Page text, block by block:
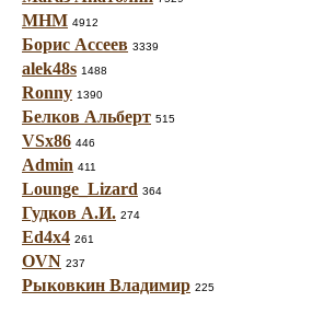
МНМ 4912
Борис Ассеев 3339
alek48s 1488
Ronny 1390
Белков Альберт 515
VSx86 446
Admin 411
Lounge_Lizard 364
Гудков А.И. 274
Ed4x4 261
OVN 237
Рыковкин Владимир 225